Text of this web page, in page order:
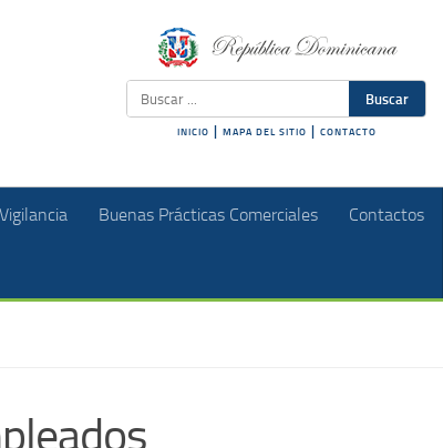
Buscar
INICIO MAPA DEL SITIO CONTACTO
Buenas Prácticas Comerciales Contactos